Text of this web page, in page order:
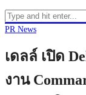
PR News
เดลล์ เปิด
งาน